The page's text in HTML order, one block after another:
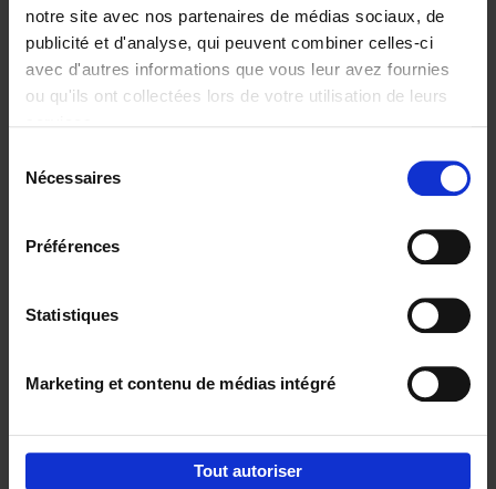
notre site avec nos partenaires de médias sociaux, de
publicité et d'analyse, qui peuvent combiner celles-ci
avec d'autres informations que vous leur avez fournies
ou qu'ils ont collectées lors de votre utilisation de leurs
Nécessaires
Préférences
Statistiques
Marketing et contenu de médias intégré
Tout autoriser
€29,99
Digital marketing like a PRO -
completely revised edition (EN)